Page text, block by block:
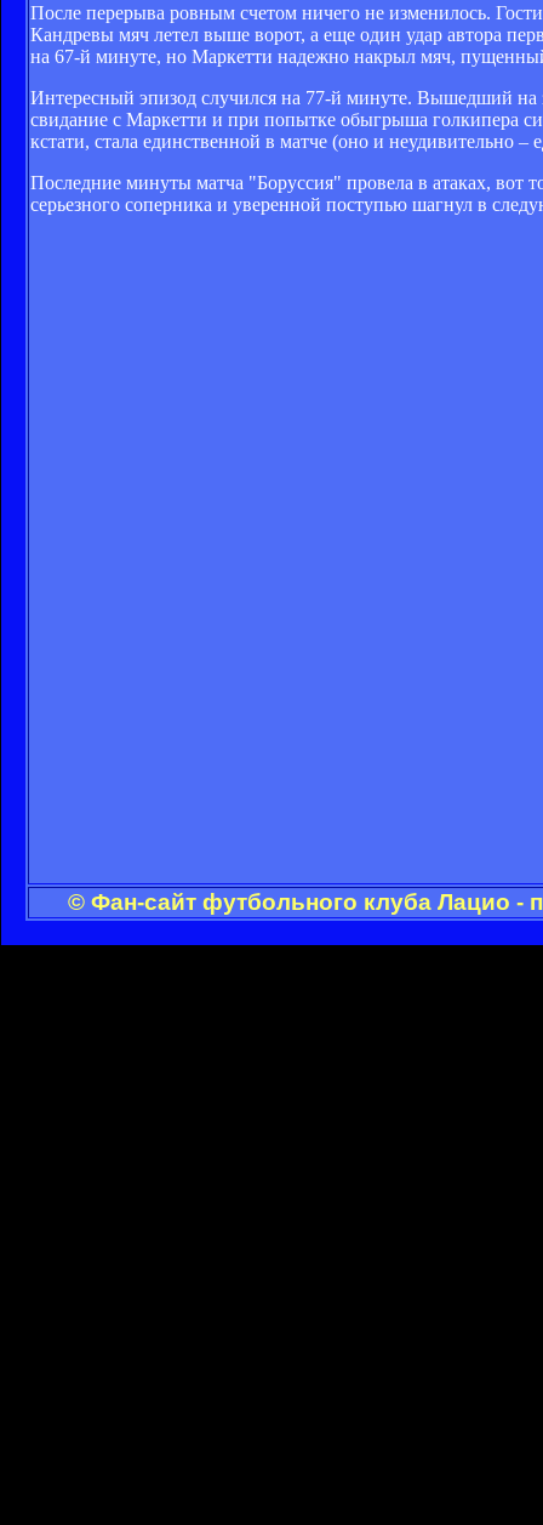
После перерыва ровным счетом ничего не изменилось.
Кандревы мяч летел выше ворот, а еще один удар автора
на 67-й минуте, но Маркетти надежно накрыл мяч,
Интересный эпизод случился на 77-й минуте. Вышедший
свидание с Маркетти и при попытке обыгрыша голкипера
кстати, стала единственной в матче (оно и неудивительно –
Последние минуты матча "Боруссия" провела в атаках, вот
серьезного соперника и уверенной поступью шагнул в
© Фан-сайт футбольного клуба Лацио -